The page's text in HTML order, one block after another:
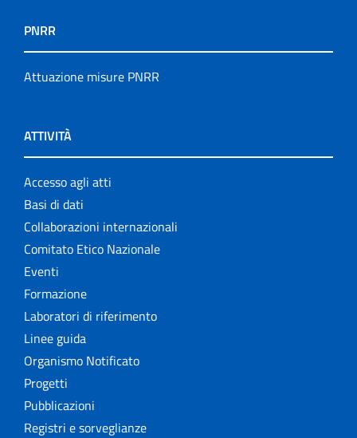
PNRR
Attuazione misure PNRR
ATTIVITÀ
Accesso agli atti
Basi di dati
Collaborazioni internazionali
Comitato Etico Nazionale
Eventi
Formazione
Laboratori di riferimento
Linee guida
Organismo Notificato
Progetti
Pubblicazioni
Registri e sorveglianze